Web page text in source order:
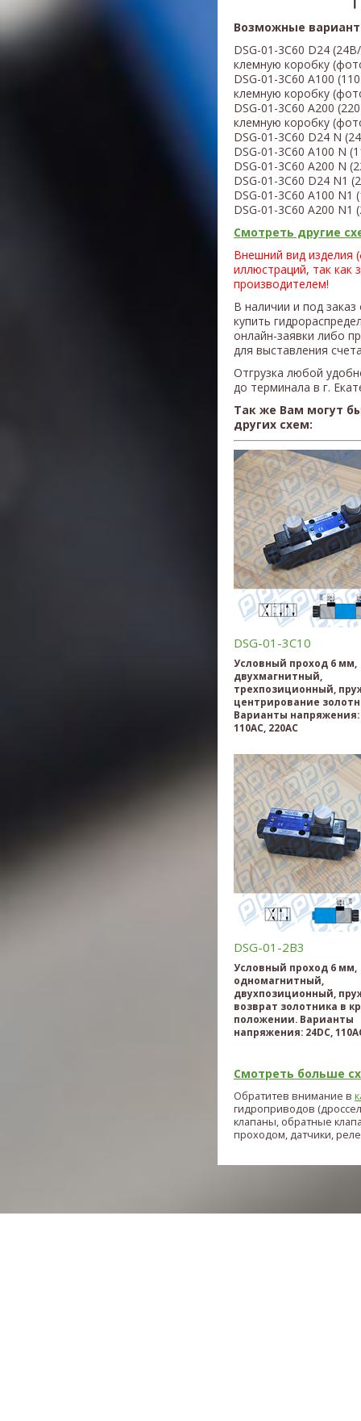
Возможные
DSG-01-3C60 D24 (
клемную коробку
DSG-01-3C60 A100 (1
клемную коробку
DSG-01-3C60 A200
клемную коробку
DSG-01-3C60 D24 N (
DSG-01-3C60 A100 N (1
DSG-01-3C60 A200 N
DSG-01-3C60 D24 N1 (
​DSG-01-3C60 A100 N1
DSG-01-3C60 A200 N1
Смотреть другие
Внешний вид изделия
иллюстраций, так как
производителем!
В наличии и под
купить
онлайн-заявки либо
для выставления
Отгрузка любой
до терминала в г.
Так же Вам могут
других схем:
DSG-01-3C10
Условный проход 6 мм,
двухмагнитный,
трехпозиционный,
центрирование
Варианты напряжения:
110AC, 220AC
DSG-01-2B3
Условный проход 6 мм,
одномагнитный,
двухпозиционный,
возврат золотника в
положении. Варианты
напряжения: 24DC,
Смотреть больше
Обратитев внимание в
гидроприводов
клапаны, обратные
проходом, датчики, реле